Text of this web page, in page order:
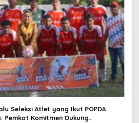
Seleksi Atlet yang Ikut POPDA
Pemkot Komitmen Dukung